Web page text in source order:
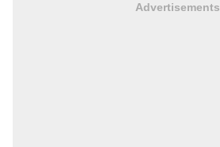
Advertisements